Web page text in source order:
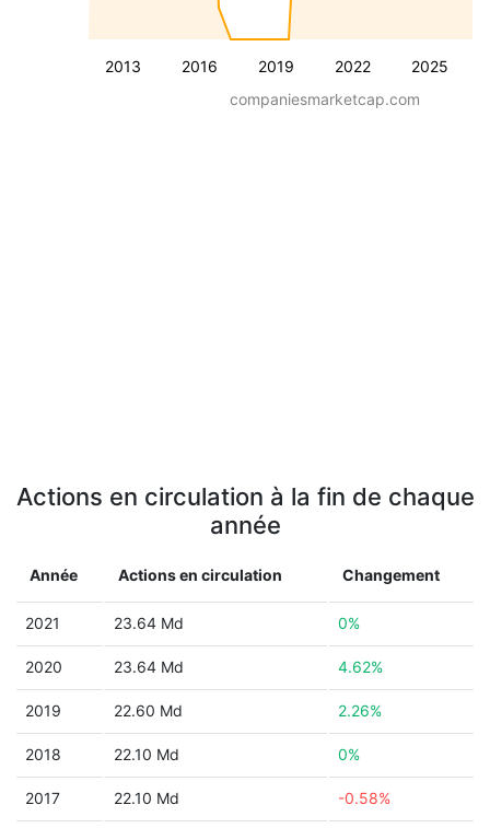
2013 2016 2019 2022 2025
companiesmarketcap.com
Actions en circulation à la fin de chaque
année
Année Actions en circulation Changement
2021 23.64 Md 0%
2020 23.64 Md 4.62%
2019 22.60 Md 2.26%
2018 22.10 Md 0%
2017 22.10 Md -0.58%